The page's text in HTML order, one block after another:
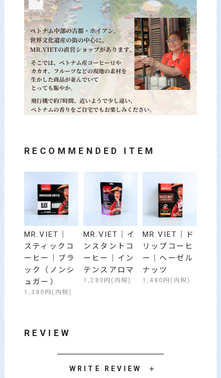
RECOMMENDED ITEM
MR.VIET｜
スティックコ
ーヒー｜ブラ
ック（ノンシ
ュガー）
1,380円(内税)
MR.VIET｜イ
ンスタントコ
ーヒー｜イン
テンスアロマ
1,280円(内税)
MR.VIET｜ド
リップコーヒ
ー｜ヘーゼル
ナッツ
1,480円(内税)
REVIEW
WRITE REVIEW